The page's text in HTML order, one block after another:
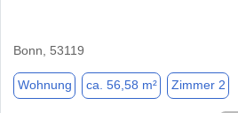
Bonn, 53119
Wohnung ca. 56,58 m² Zimmer 2